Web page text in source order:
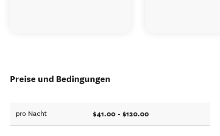
Preise und Bedingungen
pro Nacht $41.00 - $120.00